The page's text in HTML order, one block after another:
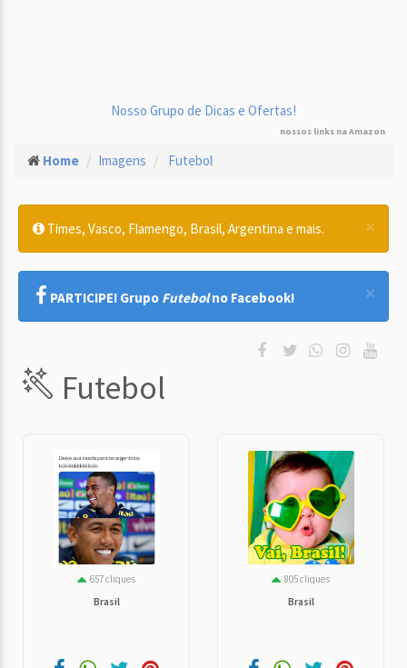
Nosso Grupo de Dicas e Ofertas!
nossos links na Amazon
Home Imagens Futebol
×
Times, Vasco, Flamengo, Brasil, Argentina e mais.
×
PARTICIPE! Grupo Futebolno Facebook!
Futebol
657 cliques
Brasil
805 cliques
Brasil